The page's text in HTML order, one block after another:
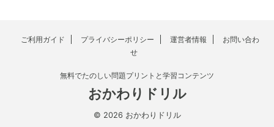
ご利用ガイド プライバシーポリシー 運営者情報
お問い合わ
せ
無料でたのしい問題プリントと学習コンテンツ
おかわりドリル
© 2026 おかわりドリル